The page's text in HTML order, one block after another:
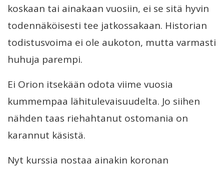
koskaan tai ainakaan vuosiin, ei se sitä hyvin
todennäköisesti tee jatkossakaan. Historian
todistusvoima ei ole aukoton, mutta varmasti
huhuja parempi.
Ei Orion itsekään odota viime vuosia
kummempaa lähitulevaisuudelta. Jo siihen
nähden taas riehahtanut ostomania on
karannut käsistä.
Nyt kurssia nostaa ainakin koronan